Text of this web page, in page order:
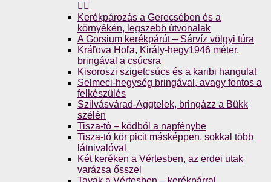
🚴‍♀️
Kerékpározás a Gerecsében és a
környékén, legszebb útvonalak
A Gorsium kerékpárút – Sárvíz völgyi túra
Kráľova Hoľa, Király-hegy1946 méter,
bringával a csúcsra
Kisoroszi szigetcsúcs és a karibi hangulat
Selmeci-hegység bringával, avagy fontos a
felkészülés
Szilvásvárad-Aggtelek, bringázz a Bükk
szélén
Tisza-tó – ködből a napfénybe
Tisza-tó kör picit másképpen, sokkal több
látnivalóval
Két keréken a Vértesben, az erdei utak
varázsa ősszel